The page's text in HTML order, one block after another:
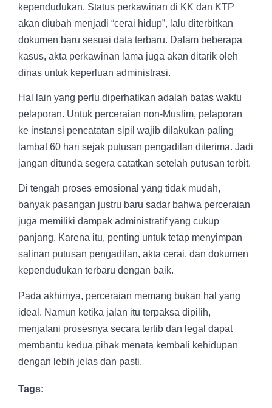
kependudukan. Status perkawinan di KK dan KTP
akan diubah menjadi “cerai hidup”, lalu diterbitkan
dokumen baru sesuai data terbaru. Dalam beberapa
kasus, akta perkawinan lama juga akan ditarik oleh
dinas untuk keperluan administrasi.
Hal lain yang perlu diperhatikan adalah batas waktu
pelaporan. Untuk perceraian non-Muslim, pelaporan
ke instansi pencatatan sipil wajib dilakukan paling
lambat 60 hari sejak putusan pengadilan diterima. Jadi
jangan ditunda segera catatkan setelah putusan terbit.
Di tengah proses emosional yang tidak mudah,
banyak pasangan justru baru sadar bahwa perceraian
juga memiliki dampak administratif yang cukup
panjang. Karena itu, penting untuk tetap menyimpan
salinan putusan pengadilan, akta cerai, dan dokumen
kependudukan terbaru dengan baik.
Pada akhirnya, perceraian memang bukan hal yang
ideal. Namun ketika jalan itu terpaksa dipilih,
menjalani prosesnya secara tertib dan legal dapat
membantu kedua pihak menata kembali kehidupan
dengan lebih jelas dan pasti.
Tags: